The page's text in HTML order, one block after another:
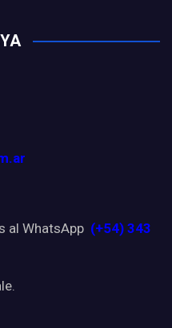
al WhatsApp (+54) 343